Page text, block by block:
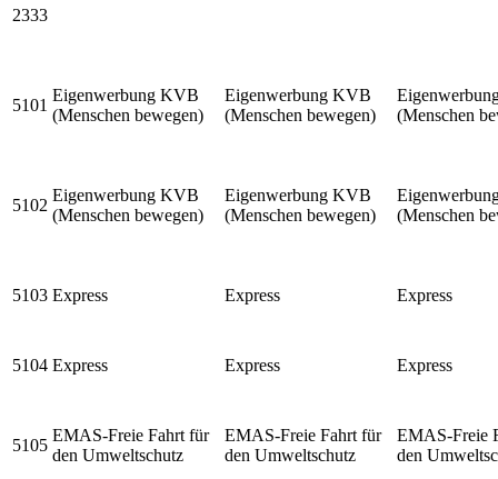
2333
5101
Eigenwerbung KVB
(Menschen bewegen)
Eigenwerbung KVB
(Menschen bewegen)
(Menschen
5102
Eigenwerbung KVB
(Menschen bewegen)
Eigenwerbung KVB
(Menschen bewegen)
(Menschen
5103 Express Express Express
5104 Express Express Express
5105
EMAS-Freie Fahrt für
den Umweltschutz
EMAS-Freie Fahrt für
den Umweltschutz
EMAS-Freie
den